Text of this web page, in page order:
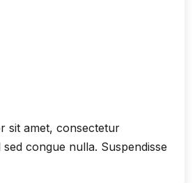
sit amet, consectetur
sed congue nulla. Suspendisse